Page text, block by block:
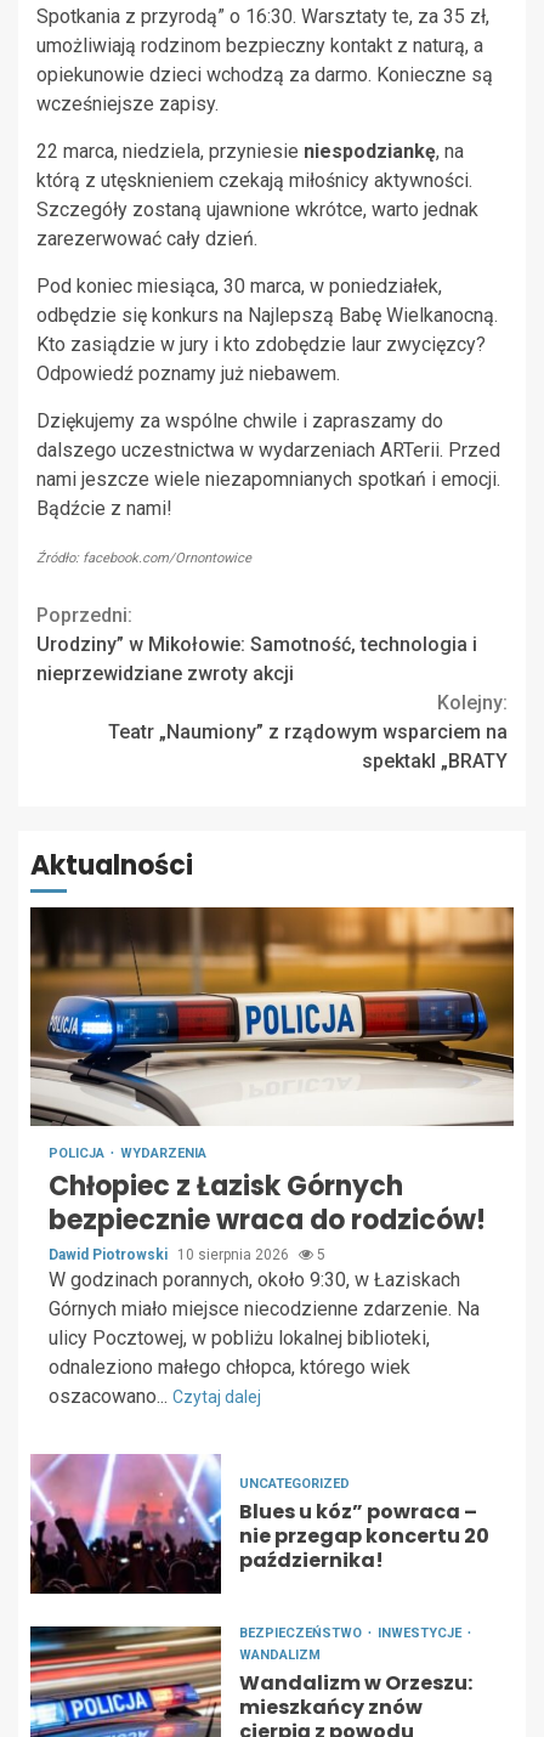
Spotkania z przyrodą” o 16:30. Warsztaty te, za 35 zł,
umożliwiają rodzinom bezpieczny kontakt z naturą, a
opiekunowie dzieci wchodzą za darmo. Konieczne są
wcześniejsze zapisy.
22 marca, niedziela, przyniesie niespodziankę, na
którą z utęsknieniem czekają miłośnicy aktywności.
Szczegóły zostaną ujawnione wkrótce, warto jednak
zarezerwować cały dzień.
Pod koniec miesiąca, 30 marca, w poniedziałek,
odbędzie się konkurs na Najlepszą Babę Wielkanocną.
Kto zasiądzie w jury i kto zdobędzie laur zwycięzcy?
Odpowiedź poznamy już niebawem.
Dziękujemy za wspólne chwile i zapraszamy do
dalszego uczestnictwa w wydarzeniach ARTerii. Przed
nami jeszcze wiele niezapomnianych spotkań i emocji.
Bądźcie z nami!
Źródło: facebook.com/Ornontowice
Continue
Reading
Poprzedni:
Urodziny” w Mikołowie: Samotność, technologia i
nieprzewidziane zwroty akcji
Kolejny:
Teatr „Naumiony” z rządowym wsparciem na
spektakl „BRATY
Aktualności
POLICJA WYDARZENIA
Chłopiec z Łazisk Górnych
bezpiecznie wraca do rodziców!
Dawid Piotrowski 10 sierpnia 2026 5
W godzinach porannych, około 9:30, w Łaziskach
Górnych miało miejsce niecodzienne zdarzenie. Na
ulicy Pocztowej, w pobliżu lokalnej biblioteki,
odnaleziono małego chłopca, którego wiek
oszacowano... Czytaj dalej
UNCATEGORIZED
Blues u kóz” powraca –
nie przegap koncertu 20
października!
BEZPIECZEŃSTWO
INWESTYCJE
WANDALIZM
Wandalizm w Orzeszu:
mieszkańcy znów
cierpią z powodu